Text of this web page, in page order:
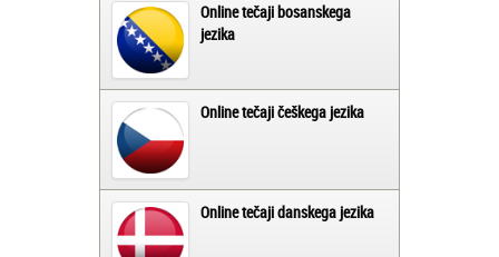
Online tečaji bosanskega
jezika
Online tečaji češkega jezika
Online tečaji danskega jezika